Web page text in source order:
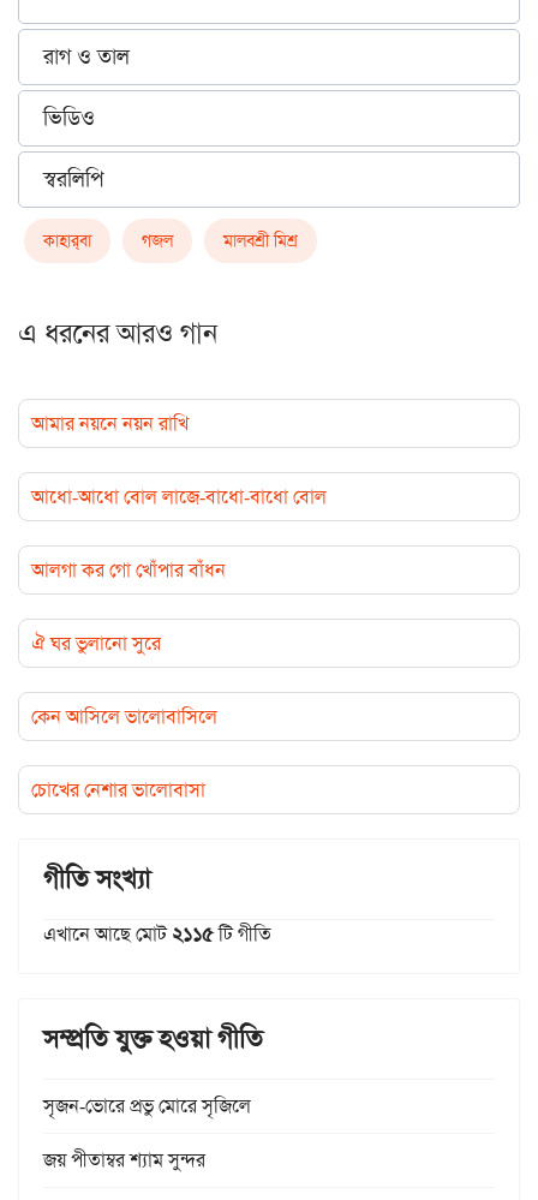
রাগ ও তাল
ভিডিও
স্বরলিপি
কাহার্‌বা গজল মালবশ্রী মিশ্র
এ ধরনের আরও গান
আমার নয়নে নয়ন রাখি
আধো-আধো বোল লাজে-বাধো-বাধো বোল
আলগা কর গো খোঁপার বাঁধন
ঐ ঘর ভুলানো সুরে
কেন আসিলে ভালোবাসিলে
চোখের নেশার ভালোবাসা
গীতি সংখ্যা
এখানে আছে মোট২১১৫টি গীতি
সম্প্রতি যুক্ত হওয়া গীতি
সৃজন-ভোরে প্রভু মোরে সৃজিলে
জয় পীতাম্বর শ্যাম সুন্দর